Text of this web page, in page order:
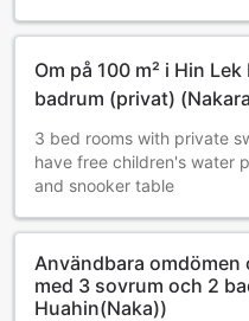
Om på 100 m² i Hin
badrum (privat)
3 bed rooms with private
have free children's water
and snooker table
Användbara omdömen
med 3 sovrum och 2
Huahin(Naka))